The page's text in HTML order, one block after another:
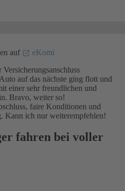
auf
eKomi
auf das nächste ging flott und
einer sehr freundlichen und
Bravo, weiter so!
faire Konditionen und
Kann ich nur weiterempfehlen!
fahren bei voller